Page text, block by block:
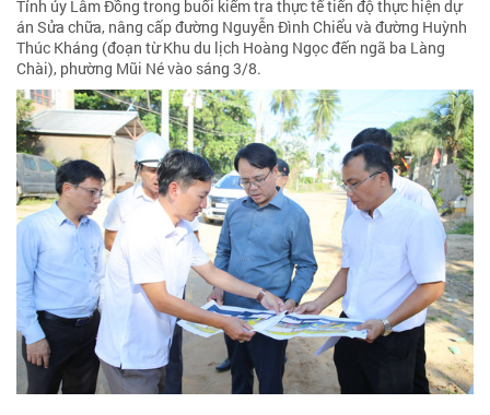
Tỉnh ủy Lâm Đồng trong buổi kiểm tra thực tế tiến độ thực hiện dự
án Sửa chữa, nâng cấp đường Nguyễn Đình Chiểu và đường Huỳnh
Thúc Kháng (đoạn từ Khu du lịch Hoàng Ngọc đến ngã ba Làng
Chài), phường Mũi Né vào sáng 3/8.